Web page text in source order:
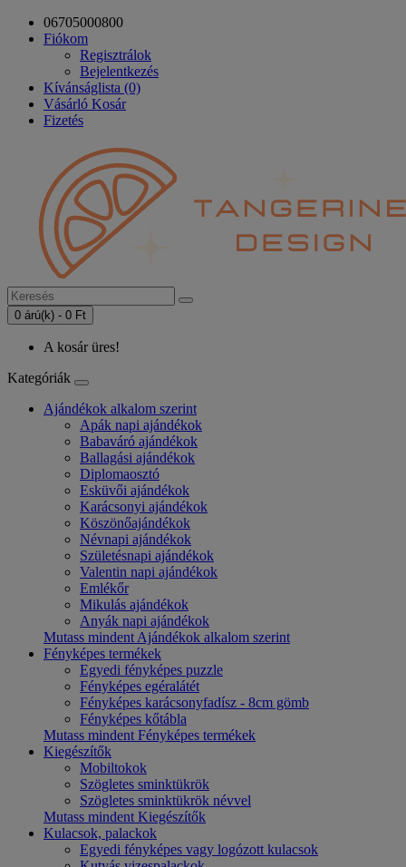
06705000800
Fiókom
Regisztrálok
Bejelentkezés
Kívánságlista (0)
Vásárló Kosár
Fizetés
0 árú(k) - 0 Ft
A kosár üres!
Kategóriák
Ajándékok alkalom szerint
Apák napi ajándékok
Babaváró ajándékok
Ballagási ajándékok
Diplomaosztó
Esküvői ajándékok
Karácsonyi ajándékok
Köszönőajándékok
Névnapi ajándékok
Születésnapi ajándékok
Valentin napi ajándékok
Emlékőr
Mikulás ajándékok
Anyák napi ajándékok
Mutass mindent Ajándékok alkalom szerint
Fényképes termékek
Egyedi fényképes puzzle
Fényképes egéralátét
Fényképes karácsonyfadísz - 8cm gömb
Fényképes kőtábla
Mutass mindent Fényképes termékek
Kiegészítők
Mobiltokok
Szögletes sminktükrök
Szögletes sminktükrök névvel
Mutass mindent Kiegészítők
Kulacsok, palackok
Egyedi fényképes vagy logózott kulacsok